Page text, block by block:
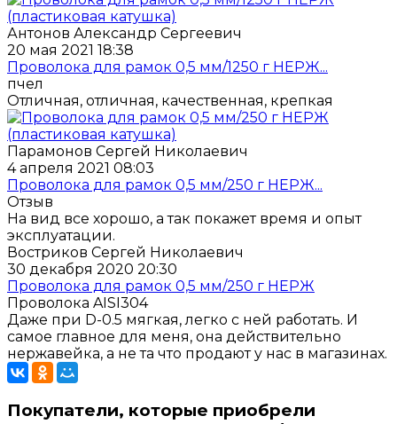
Антонов Александр Сергеевич
20 мая 2021 18:38
Проволока для рамок 0,5 мм/1250 г НЕРЖ...
пчел
Отличная, отличная, качественная, крепкая
Парамонов Сергей Николаевич
4 апреля 2021 08:03
Проволока для рамок 0,5 мм/250 г НЕРЖ...
Отзыв
На вид все хорошо, а так покажет время и опыт
эксплуатации.
Востриков Сергей Николаевич
30 декабря 2020 20:30
Проволока для рамок 0,5 мм/250 г НЕРЖ
Проволока AISI304
Даже при D-0.5 мягкая, легко с ней работать. И
самое главное для меня, она действительно
нержавейка, а не та что продают у нас в магазинах.
Покупатели, которые приобрели